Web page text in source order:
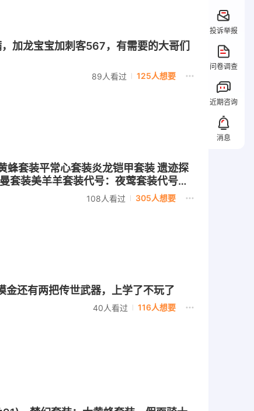
加龙宝宝加刺客567，有需要的大哥们
89人看过 125人想要
套装平常心套装炎龙铠甲套装 遗迹探
套装美羊羊套装代号：夜莺套装代号：
108人看过 305人想要
还有两把传世武器，上学了不玩了
40人看过 116人想要
投诉举报
问卷调查
近期咨询
消息